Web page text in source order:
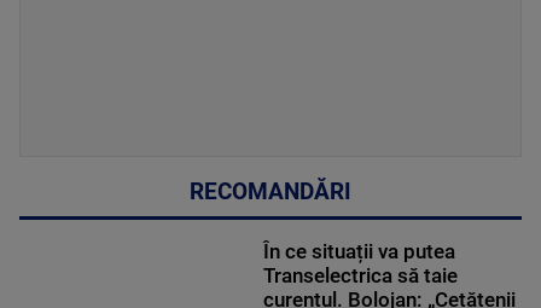
RECOMANDĂRI
În ce situații va putea
Transelectrica să taie
curentul. Bolojan: „Cetățenii